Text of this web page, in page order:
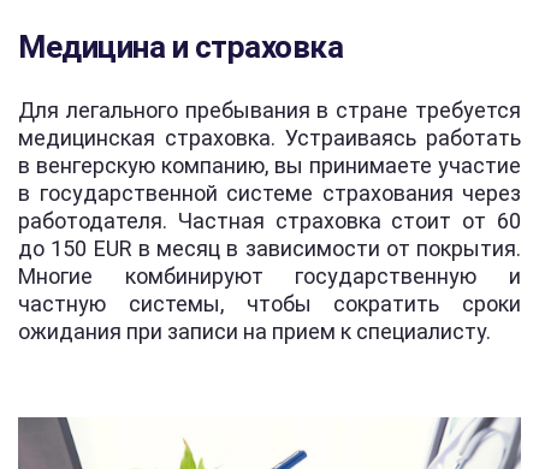
Медицина и страховка
Для легального пребывания в стране требуется
медицинская страховка. Устраиваясь работать
в венгерскую компанию, вы принимаете участие
в государственной системе страхования через
работодателя. Частная страховка стоит от 60
до 150 EUR в месяц в зависимости от покрытия.
Многие комбинируют государственную и
частную системы, чтобы сократить сроки
ожидания при записи на прием к специалисту.